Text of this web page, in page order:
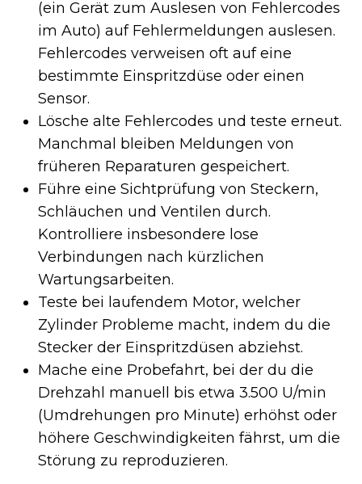
(ein Gerät zum Auslesen von Fehlercodes
im Auto) auf Fehlermeldungen auslesen.
Fehlercodes verweisen oft auf eine
bestimmte Einspritzdüse oder einen
Sensor.
Lösche alte Fehlercodes und teste erneut.
Manchmal bleiben Meldungen von
früheren Reparaturen gespeichert.
Führe eine Sichtprüfung von Steckern,
Schläuchen und Ventilen durch.
Kontrolliere insbesondere lose
Verbindungen nach kürzlichen
Wartungsarbeiten.
Teste bei laufendem Motor, welcher
Zylinder Probleme macht, indem du die
Stecker der Einspritzdüsen abziehst.
Mache eine Probefahrt, bei der du die
Drehzahl manuell bis etwa 3.500 U/min
(Umdrehungen pro Minute) erhöhst oder
höhere Geschwindigkeiten fährst, um die
Störung zu reproduzieren.